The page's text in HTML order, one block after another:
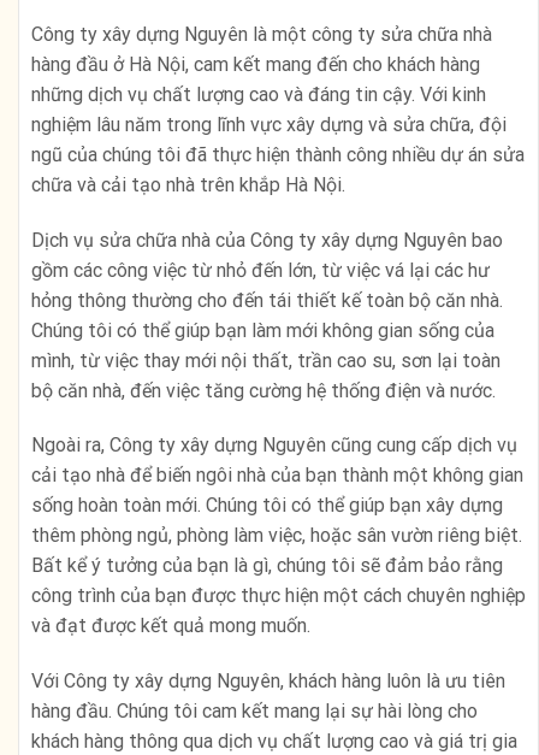
Công ty xây dựng Nguyên là một công ty sửa chữa nhà
hàng đầu ở Hà Nội, cam kết mang đến cho khách hàng
những dịch vụ chất lượng cao và đáng tin cậy. Với kinh
nghiệm lâu năm trong lĩnh vực xây dựng và sửa chữa, đội
ngũ của chúng tôi đã thực hiện thành công nhiều dự án sửa
chữa và cải tạo nhà trên khắp Hà Nội.
Dịch vụ sửa chữa nhà của Công ty xây dựng Nguyên bao
gồm các công việc từ nhỏ đến lớn, từ việc vá lại các hư
hỏng thông thường cho đến tái thiết kế toàn bộ căn nhà.
Chúng tôi có thể giúp bạn làm mới không gian sống của
mình, từ việc thay mới nội thất, trần cao su, sơn lại toàn
bộ căn nhà, đến việc tăng cường hệ thống điện và nước.
Ngoài ra, Công ty xây dựng Nguyên cũng cung cấp dịch vụ
cải tạo nhà để biến ngôi nhà của bạn thành một không gian
sống hoàn toàn mới. Chúng tôi có thể giúp bạn xây dựng
thêm phòng ngủ, phòng làm việc, hoặc sân vườn riêng biệt.
Bất kể ý tưởng của bạn là gì, chúng tôi sẽ đảm bảo rằng
công trình của bạn được thực hiện một cách chuyên nghiệp
và đạt được kết quả mong muốn.
Với Công ty xây dựng Nguyên, khách hàng luôn là ưu tiên
hàng đầu. Chúng tôi cam kết mang lại sự hài lòng cho
khách hàng thông qua dịch vụ chất lượng cao và giá trị gia